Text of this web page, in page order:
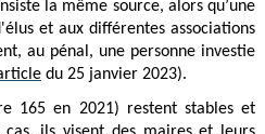
la même source, alors qu’une
et aux différentes associations
au pénal, une personne investie
du 25 janvier 2023).
165 en 2021) restent stables et